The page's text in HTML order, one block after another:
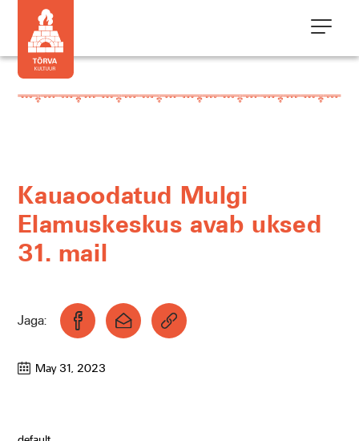
Kauaoodatud Mulgi
Elamuskeskus avab uksed
31. mail
Jaga:
May 31, 2023